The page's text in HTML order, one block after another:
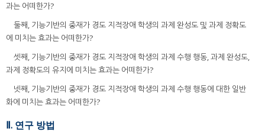
과는 어떠한가?
둘째, 기능기반의 중재가 경도 지적장애 학생의 과제 완성도 및 과제 정확도
에 미치는 효과는 어떠한가?
셋째, 기능기반의 중재가 경도 지적장애 학생의 과제 수행 행동, 과제 완성도,
과제 정확도의 유지에 미치는 효과는 어떠한가?
넷째, 기능기반의 중재가 경도 지적장애 학생의 과제 수행 행동에 대한 일반
화에 미치는 효과는 어떠한가?
Ⅱ. 연구 방법